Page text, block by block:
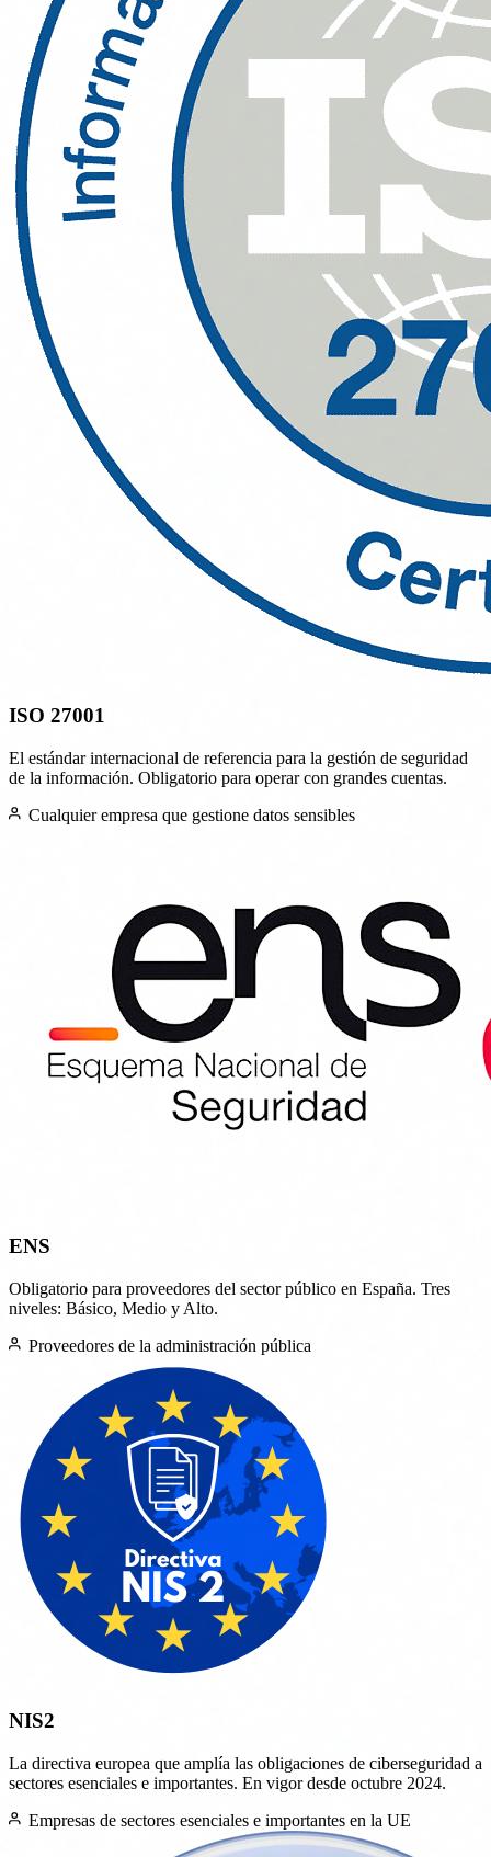
ISO 27001
El estándar internacional de referencia para la gestión de seguridad
de la información. Obligatorio para operar con grandes cuentas.
Cualquier empresa que gestione datos sensibles
ENS
Obligatorio para proveedores del sector público en España. Tres
niveles: Básico, Medio y Alto.
Proveedores de la administración pública
NIS2
La directiva europea que amplía las obligaciones de ciberseguridad a
sectores esenciales e importantes. En vigor desde octubre 2024.
Empresas de sectores esenciales e importantes en la UE